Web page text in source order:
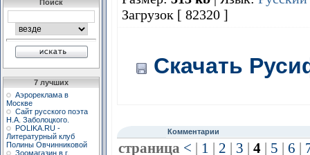
Поиск
7 лучших
Аэрореклама в
Москве
Сайт русского поэта
Н.А. Заболоцкого.
POLIKA.RU -
Литературный клуб
Полины Овчинниковой
Зоомагазин в г.
Загрузок [ 82320 ]
Скачать
Комментарии
страница < | 1 | 2 | 3 | 4| 5 | 6 |